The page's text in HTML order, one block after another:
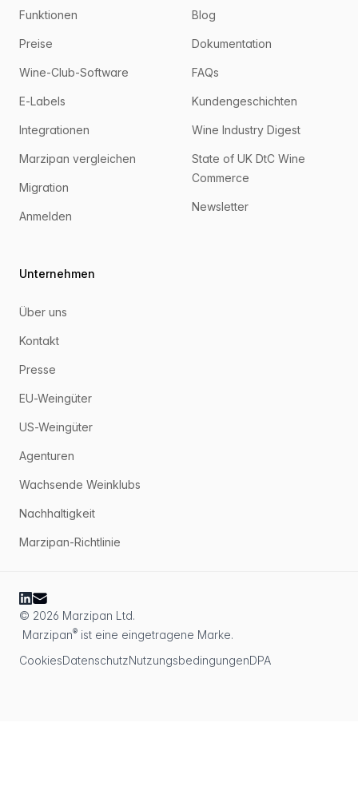
Funktionen
Preise
Wine-Club-Software
E-Labels
Integrationen
Marzipan vergleichen
Migration
Anmelden
Blog
Dokumentation
FAQs
Kundengeschichten
Wine Industry Digest
State of UK DtC Wine
Commerce
Newsletter
Unternehmen
Über uns
Kontakt
Presse
EU-Weingüter
US-Weingüter
Agenturen
Wachsende Weinklubs
Nachhaltigkeit
Marzipan-Richtlinie
© 2026 Marzipan Ltd.
Marzipan® ist eine eingetragene Marke.
CookiesDatenschutzNutzungsbedingungenDPA